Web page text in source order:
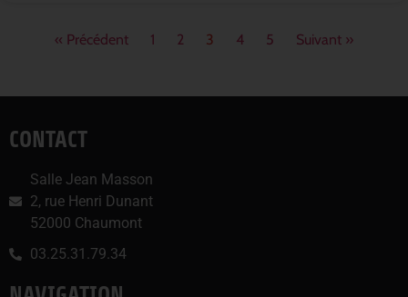
« Précédent 1 2 3 4 5 Suivant »
CONTACT
Salle Jean Masson
2, rue Henri Dunant
52000 Chaumont
03.25.31.79.34